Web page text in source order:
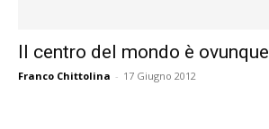
Il centro del mondo è ovunque
Franco Chittolina - 17 Giugno 2012